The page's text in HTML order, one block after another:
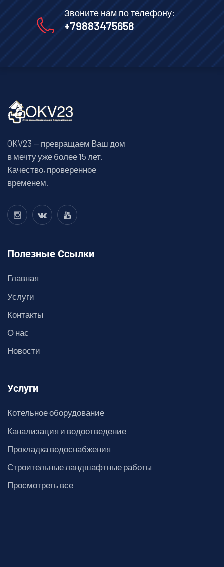
Звоните нам по телефону:
+79883475658
OKV23 — превращаем Ваш дом
в мечту уже более 15 лет.
Качество, проверенное
временем.
Полезные Ссылки
Главная
Услуги
Контакты
О нас
Новости
Услуги
Котельное оборудование
Канализация и водоотведение
Прокладка водоснабжения
Строительные ландшафтные работы
Просмотреть все